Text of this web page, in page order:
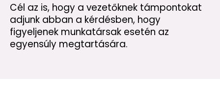
Cél az is, hogy a vezetőknek támpontokat
adjunk abban a kérdésben, hogy
figyeljenek munkatársak esetén az
egyensúly megtartására.